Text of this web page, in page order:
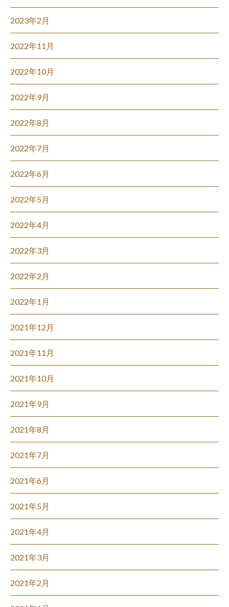
2023年2月
2022年11月
2022年10月
2022年9月
2022年8月
2022年7月
2022年6月
2022年5月
2022年4月
2022年3月
2022年2月
2022年1月
2021年12月
2021年11月
2021年10月
2021年9月
2021年8月
2021年7月
2021年6月
2021年5月
2021年4月
2021年3月
2021年2月